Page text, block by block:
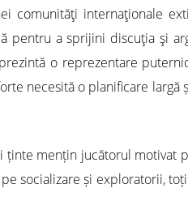
comunităţi internaţionale
pentru a sprijini discuţia şi
o reprezentare
necesită o planificare largă
mențin jucătorul motivat
socializare și exploratorii,